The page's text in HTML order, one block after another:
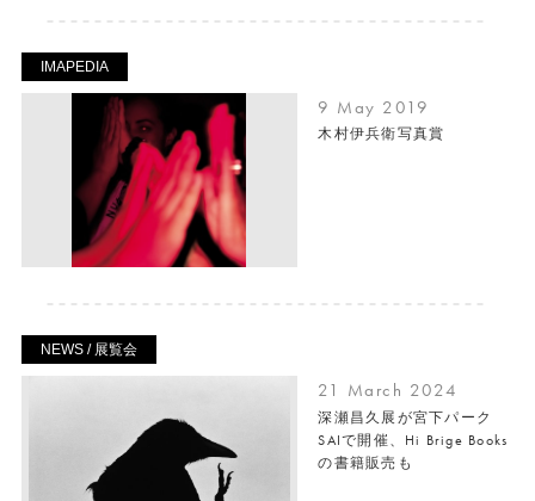
IMAPEDIA
9 May 2019
木村伊兵衛写真賞
NEWS / 展覧会
21 March 2024
深瀬昌久展が宮下パーク
SAIで開催、Hi Brige Books
の書籍販売も